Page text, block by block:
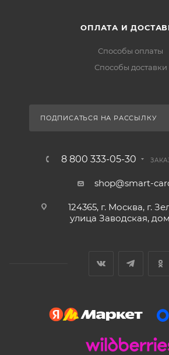
ОПЛАТА И
Способы оплаты
Способы доставки
ПОДПИСАТЬСЯ НА РАССЫЛКУ
8 800 333-05-30
shop@smart-
124365, г. Москва, г.
улица Заводская,